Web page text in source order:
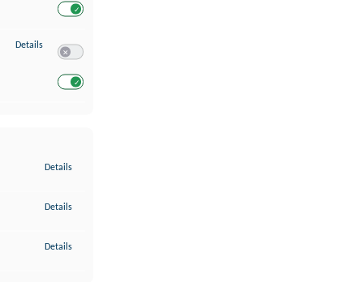
Details zu Entwicklung und Verbesserung der Angebote
Details
Details
Details